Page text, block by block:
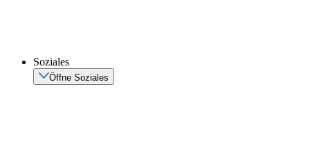
Soziales
Öffne Soziales